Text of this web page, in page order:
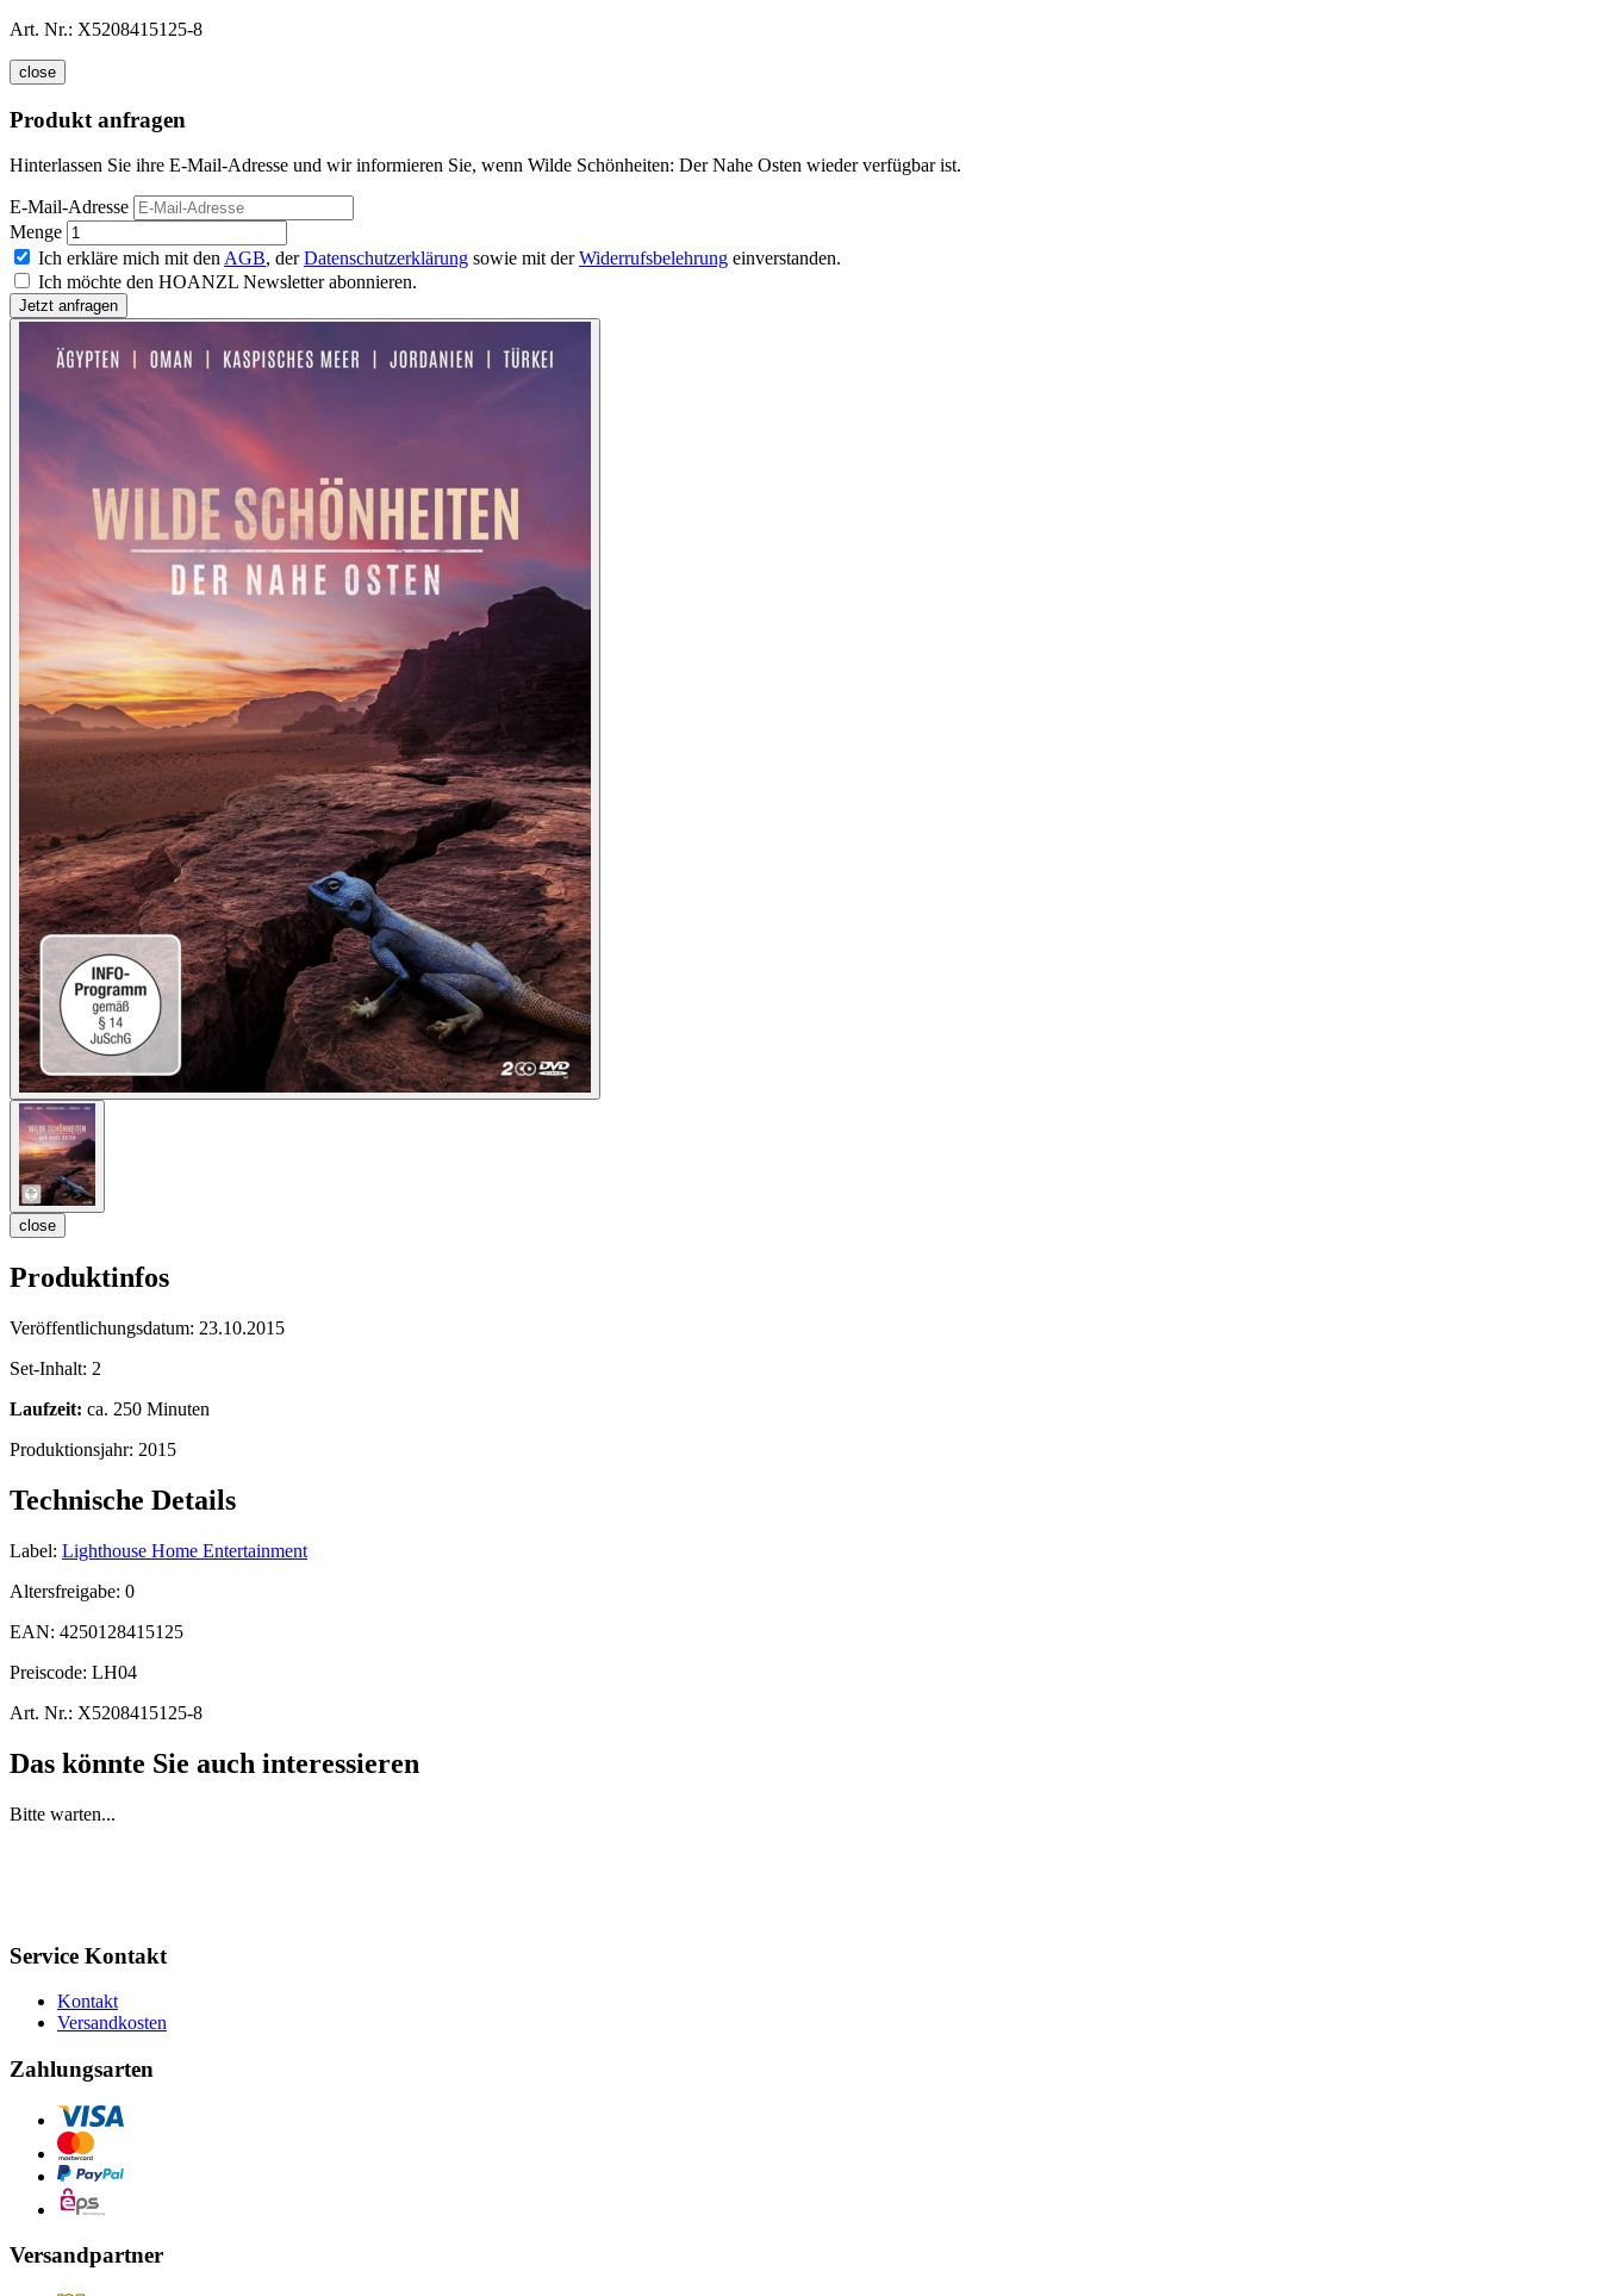
Art. Nr.: X5208415125-8
close
Produkt anfragen
Hinterlassen Sie ihre E-Mail-Adresse und wir informieren Sie, wenn Wilde Schönheiten: Der Nahe Osten wieder verfügbar ist.
E-Mail-Adresse
Menge
Ich erkläre mich mit den AGB, derDatenschutzerklärung sowie mit derWiderrufsbelehrung einverstanden.
Ich möchte den HOANZL Newsletter abonnieren.
close
Produktinfos
Veröffentlichungsdatum: 23.10.2015
Set-Inhalt: 2
Laufzeit: ca. 250 Minuten
Produktionsjahr: 2015
Technische Details
Label: Lighthouse Home Entertainment
Altersfreigabe: 0
EAN: 4250128415125
Preiscode: LH04
Art. Nr.: X5208415125-8
Das könnte Sie auch interessieren
Bitte warten...
Service Kontakt
Kontakt
Versandkosten
Zahlungsarten
Versandpartner